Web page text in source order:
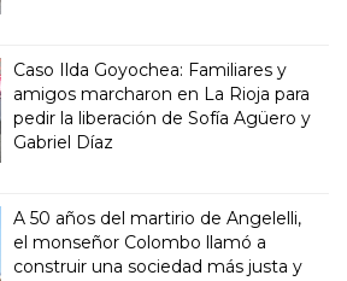
Caso Ilda Goyochea: Familiares y
amigos marcharon en La Rioja para
pedir la liberación de Sofía Agüero y
Gabriel Díaz
A 50 años del martirio de Angelelli,
el monseñor Colombo llamó a
construir una sociedad más justa y